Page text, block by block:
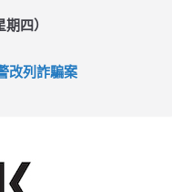
四）
改列詐騙案
達斯挫車路士